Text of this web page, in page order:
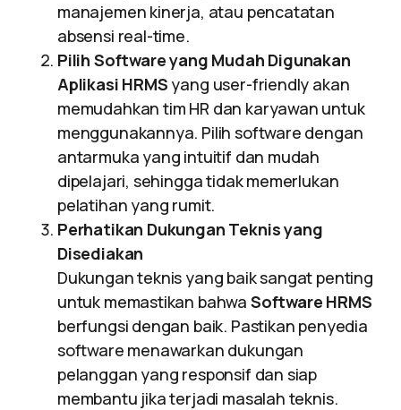
manajemen kinerja, atau pencatatan
absensi real-time.
Pilih Software yang Mudah Digunakan
Aplikasi HRMS yang user-friendly akan
memudahkan tim HR dan karyawan untuk
menggunakannya. Pilih software dengan
antarmuka yang intuitif dan mudah
dipelajari, sehingga tidak memerlukan
pelatihan yang rumit.
Perhatikan Dukungan Teknis yang
Disediakan
Dukungan teknis yang baik sangat penting
untuk memastikan bahwa Software HRMS
berfungsi dengan baik. Pastikan penyedia
software menawarkan dukungan
pelanggan yang responsif dan siap
membantu jika terjadi masalah teknis.